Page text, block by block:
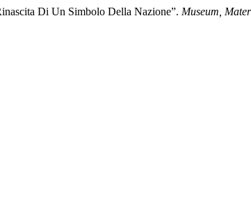
Di Un Simbolo Della Nazione”. Museum,